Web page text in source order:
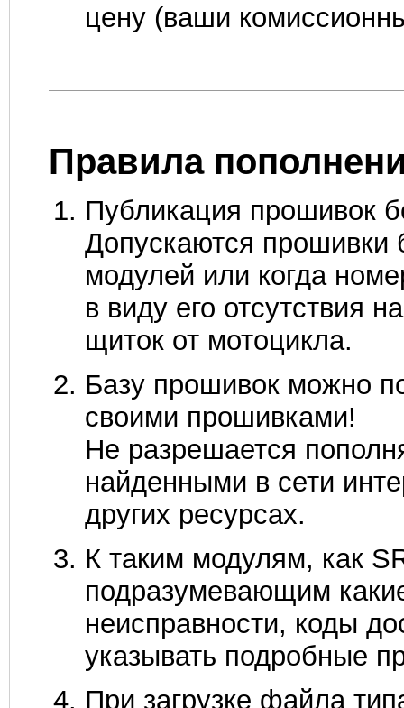
цену (ваши
Правила
Публикация прошивок
Допускаются прошивки
модулей или когда
в виду его отсутствия
щиток от мотоцикла.
Базу прошивок можно
своими прошивками!
Не разрешается
найденными в сети
других ресурсах.
К таким модулям, как
подразумевающим
неисправности, коды
указывать подробные
При загрузке файла